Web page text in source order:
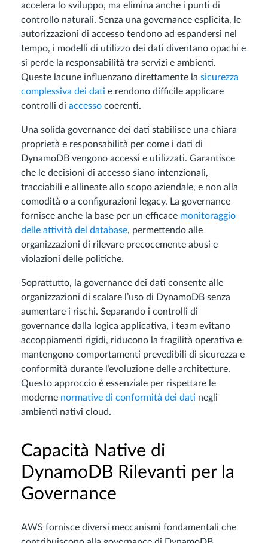
accelera lo sviluppo, ma elimina anche i punti di
controllo naturali. Senza una governance esplicita, le
autorizzazioni di accesso tendono ad espandersi nel
tempo, i modelli di utilizzo dei dati diventano opachi e
si perde la responsabilità tra servizi e ambienti.
Queste lacune influenzano direttamente la sicurezza
complessiva dei dati e rendono difficile applicare
controlli di accesso coerenti.
Una solida governance dei dati stabilisce una chiara
proprietà e responsabilità per come i dati di
DynamoDB vengono accessi e utilizzati. Garantisce
che le decisioni di accesso siano intenzionali,
tracciabili e allineate allo scopo aziendale, e non alla
comodità o a configurazioni legacy. La governance
fornisce anche la base per un efficace monitoraggio
delle attività del database, permettendo alle
organizzazioni di rilevare precocemente abusi e
violazioni delle politiche.
Soprattutto, la governance dei dati consente alle
organizzazioni di scalare l’uso di DynamoDB senza
aumentare i rischi. Separando i controlli di
governance dalla logica applicativa, i team evitano
accoppiamenti rigidi, riducono la fragilità operativa e
mantengono comportamenti prevedibili di sicurezza e
conformità durante l’evoluzione delle architetture.
Questo approccio è essenziale per rispettare le
moderne normative di conformità dei dati negli
ambienti nativi cloud.
Capacità Native di
DynamoDB Rilevanti per la
Governance
AWS fornisce diversi meccanismi fondamentali che